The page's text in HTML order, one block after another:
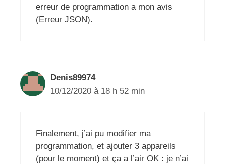
erreur de programmation a mon avis
(Erreur JSON).
Denis89974
10/12/2020 à 18 h 52 min
Finalement, j’ai pu modifier ma
programmation, et ajouter 3 appareils
(pour le moment) et ça a l’air OK : je n’ai